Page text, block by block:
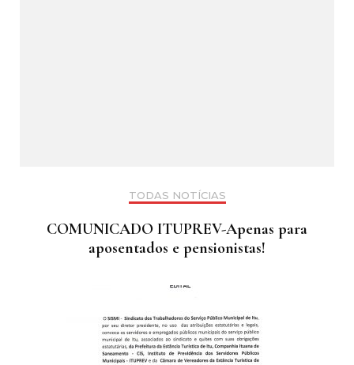
TODAS NOTÍCIAS
COMUNICADO ITUPREV-Apenas para
aposentados e pensionistas!